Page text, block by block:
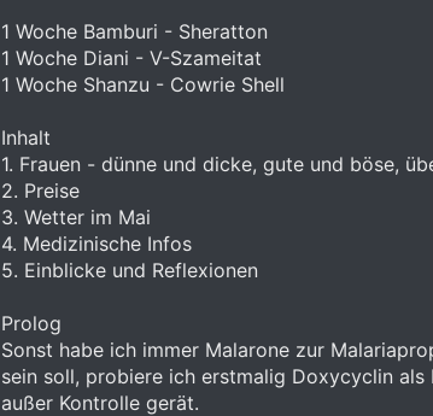
1 Woche Bamburi - Sheratton
1 Woche Diani - V-Szameitat
1 Woche Shanzu - Cowrie Shell
Inhalt
1. Frauen - dünne und dicke, gute und böse,
2. Preise
3. Wetter im Mai
4. Medizinische Infos
5. Einblicke und Reflexionen
Prolog
Sonst habe ich immer Malarone zur
sein soll, probiere ich erstmalig Doxycyclin
außer Kontrolle gerät.